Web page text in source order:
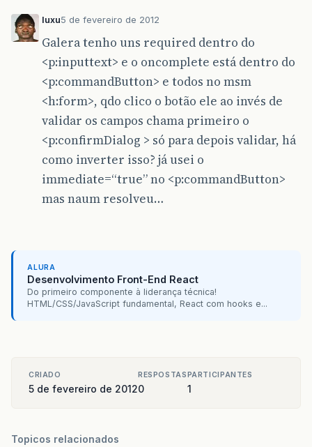
luxu5 de fevereiro de 2012
Galera tenho uns required dentro do
<p:inputtext> e o oncomplete está dentro do
<p:commandButton> e todos no msm
<h:form>, qdo clico o botão ele ao invés de
validar os campos chama primeiro o
<p:confirmDialog > só para depois validar, há
como inverter isso? já usei o
immediate=“true” no <p:commandButton>
mas naum resolveu…
ALURA
Desenvolvimento Front-End React
Do primeiro componente à liderança técnica!
HTML/CSS/JavaScript fundamental, React com hooks e...
CRIADO
5 de fevereiro de 2012
RESPOSTAS
0
PARTICIPANTES
1
Topicos relacionados